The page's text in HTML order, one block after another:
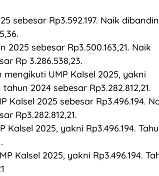
sebesar Rp3.592.197. Naik
2025 sebesar Rp3.500.163,21. Naik
Rp 3.286.538,23.
UMP Kalsel 2025, yakni
2024 sebesar Rp3.282.812,21.
Kalsel 2025 sebesar Rp3.496.194.
Rp3.282.812,21.
2025, yakni Rp3.496.194.
Kalsel 2025, yakni Rp3.496.194.